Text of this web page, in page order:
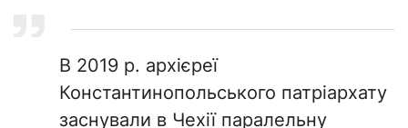
В 2019 р. архієреї
Константинопольського патріархату
заснували в Чехії паралельну